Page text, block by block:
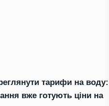
тарифи на воду:
вже готують ціни на